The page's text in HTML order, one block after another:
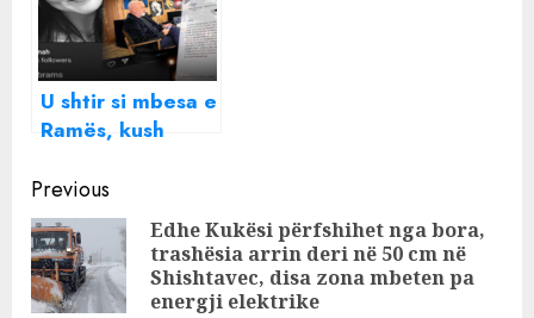
U shtir si mbesa e
Ramës, kush
‘fantazma’ që futi
në grackë qindra
gjimnazistë, me
‘bekimin’ e
Ministrisë së
Continue
Reading
Previous
Edhe Kukësi përfshihet nga bora,
trashësia arrin deri në 50 cm në
Shishtavec, disa zona mbeten pa
energji elektrike